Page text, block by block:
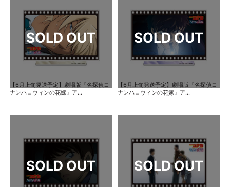
【6月上旬発送予定】劇場版『名探偵コ
ナンハロウィンの花嫁』ア...
【6月上旬発送予定】劇場版『名探偵コ
ナンハロウィンの花嫁』ア...